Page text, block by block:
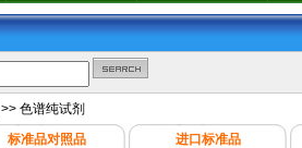
>> 色谱纯试剂
标准品对照品 进口标准品